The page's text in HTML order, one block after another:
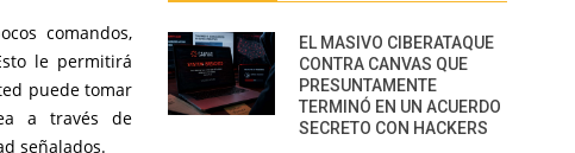
comandos,
le permitirá
puede tomar
a través de
señalados.
EL MASIVO CIBERATAQUE
CONTRA CANVAS QUE
PRESUNTAMENTE
TERMINÓ EN UN ACUERDO
SECRETO CON HACKERS